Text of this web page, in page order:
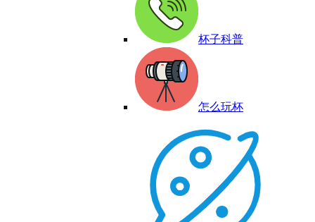
杯子科普
怎么玩杯